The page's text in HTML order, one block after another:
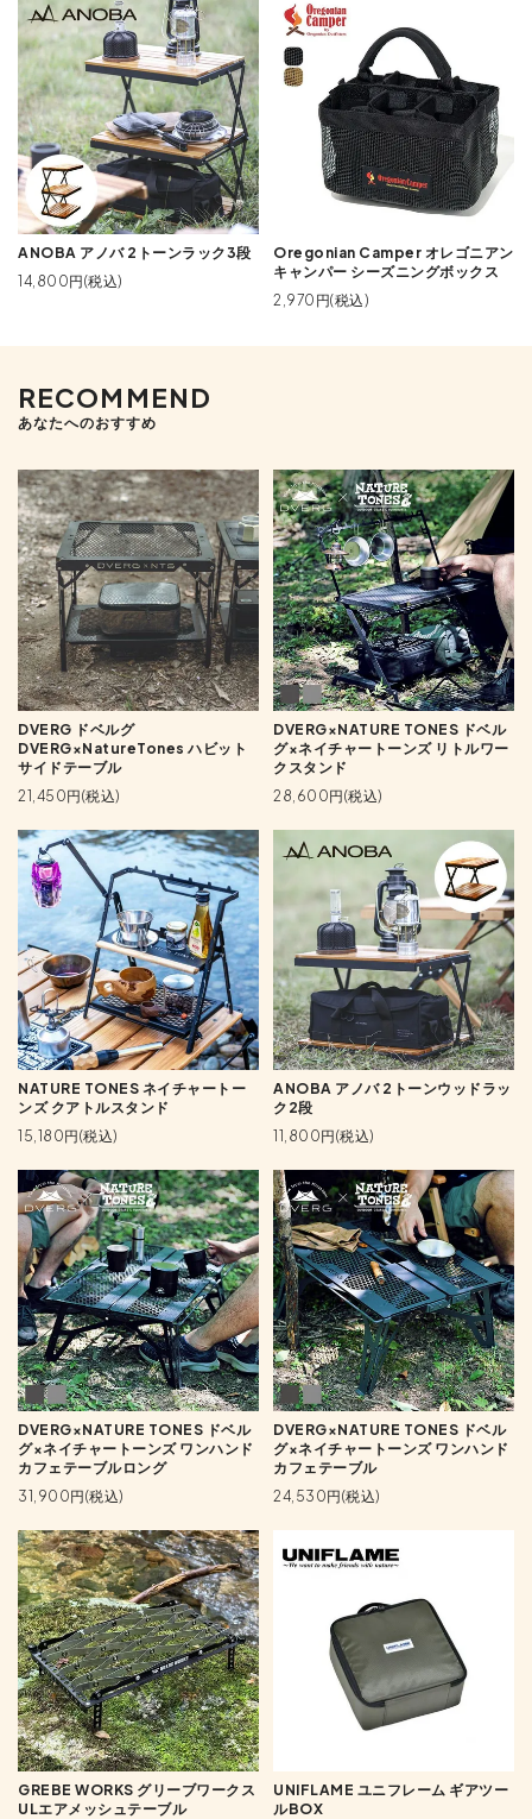
ANOBA アノバ 2トーンラック3段
14,800円(税込)
Oregonian Camper オレゴニアン
キャンパー シーズニングボックス
2,970円(税込)
RECOMMEND
あなたへのおすすめ
DVERG ドベルグ
DVERG×NatureTones ハビット
サイドテーブル
21,450円(税込)
DVERG×NATURE TONES ドベル
グ×ネイチャートーンズ リトルワー
クスタンド
28,600円(税込)
NATURE TONES ネイチャートー
ンズ クアトルスタンド
15,180円(税込)
ANOBA アノバ 2トーンウッドラッ
ク2段
11,800円(税込)
DVERG×NATURE TONES ドベル
グ×ネイチャートーンズ ワンハンド
カフェテーブルロング
31,900円(税込)
DVERG×NATURE TONES ドベル
グ×ネイチャートーンズ ワンハンド
カフェテーブル
24,530円(税込)
GREBE WORKS グリーブワークス
ULエアメッシュテーブル
UNIFLAME ユニフレーム ギアツー
ルBOX